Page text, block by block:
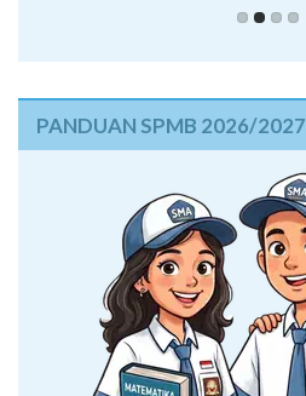
PANDUAN SPMB 2026/2027